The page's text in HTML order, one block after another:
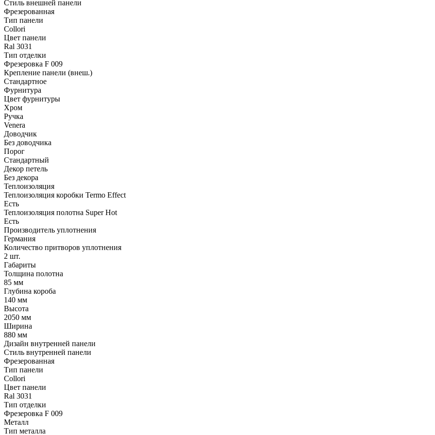
Стиль внешней панели
Фрезерованная
Тип панели
Collori
Цвет панели
Ral 3031
Тип отделки
Фрезеровка F 009
Крепление панели (внеш.)
Стандартное
Фурнитура
Цвет фурнитуры
Хром
Ручка
Venera
Доводчик
Без доводчика
Порог
Стандартный
Декор петель
Без декора
Теплоизоляция
Теплоизоляция коробки Termo Effect
Есть
Теплоизоляция полотна Super Нot
Есть
Производитель уплотнения
Германия
Количество притворов уплотнения
2 шт.
Габариты
Толщина полотна
85 мм
Глубина короба
140 мм
Высота
2050 мм
Ширина
880 мм
Дизайн внутренней панели
Стиль внутренней панели
Фрезерованная
Тип панели
Collori
Цвет панели
Ral 3031
Тип отделки
Фрезеровка F 009
Металл
Тип металла